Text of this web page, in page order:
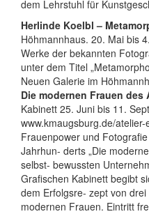
dem Lehrstuhl für
Herlinde Koelbl –
Höhmannhaus. 20. Mai bis
Werke der bekannten
unter dem Titel
Neuen Galerie im
Die modernen Frauen des
Kabinett 25. Juni bis 11.
www.kmaugsburg.de/atelier-
Frauenpower und
Jahrhun- derts „Die
selbst- bewussten
Grafischen Kabinett begibt
dem Erfolgsre- zept von
modernen Frauen. Eintritt